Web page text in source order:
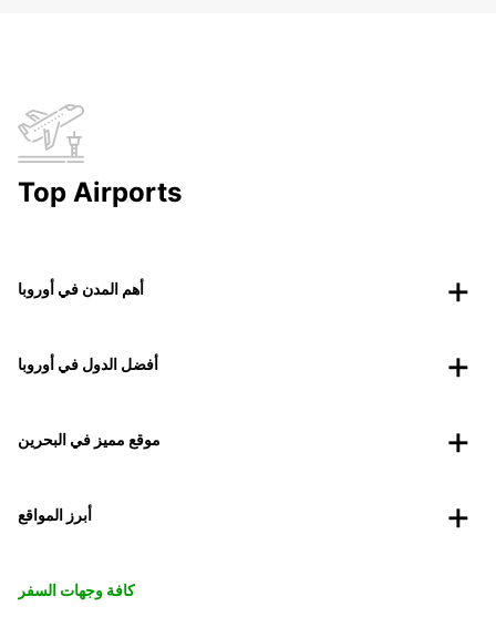
Top Airports
أهم المدن في أوروبا
أفضل الدول في أوروبا
موقع مميز في البحرين
أبرز المواقع
كافة وجهات السفر